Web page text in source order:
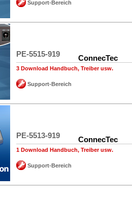
Support-Bereich
PE-5515-919 ConnecTec
3 Download Handbuch, Treiber usw.
Support-Bereich
PE-5513-919 ConnecTec
1 Download Handbuch, Treiber usw.
Support-Bereich